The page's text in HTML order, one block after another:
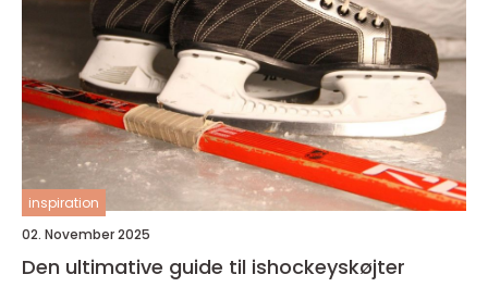
inspiration
02. November 2025
Den ultimative guide til ishockeyskøjter